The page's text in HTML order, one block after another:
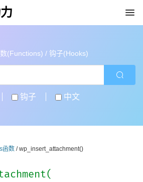
(Functions) / 钩子(Hooks)
钩子 中文
函数 / wp_insert_attachment()